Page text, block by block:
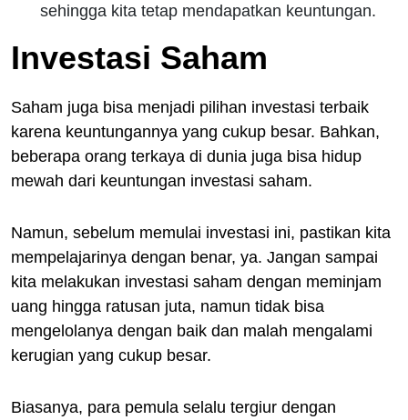
sehingga kita tetap mendapatkan keuntungan.
Investasi Saham
Saham juga bisa menjadi pilihan investasi terbaik
karena keuntungannya yang cukup besar. Bahkan,
beberapa orang terkaya di dunia juga bisa hidup
mewah dari keuntungan investasi saham.
Namun, sebelum memulai investasi ini, pastikan kita
mempelajarinya dengan benar, ya. Jangan sampai
kita melakukan investasi saham dengan meminjam
uang hingga ratusan juta, namun tidak bisa
mengelolanya dengan baik dan malah mengalami
kerugian yang cukup besar.
Biasanya, para pemula selalu tergiur dengan